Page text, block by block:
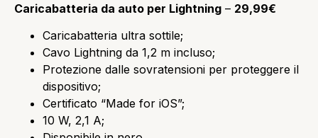
Caricabatteria da auto per Lightning – 29,99€
Caricabatteria ultra sottile;
Cavo Lightning da 1,2 m incluso;
Protezione dalle sovratensioni per proteggere il
dispositivo;
Certificato “Made for iOS”;
10 W, 2,1 A;